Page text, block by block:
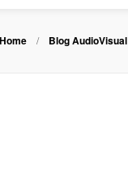
Home Blog AudioVisual